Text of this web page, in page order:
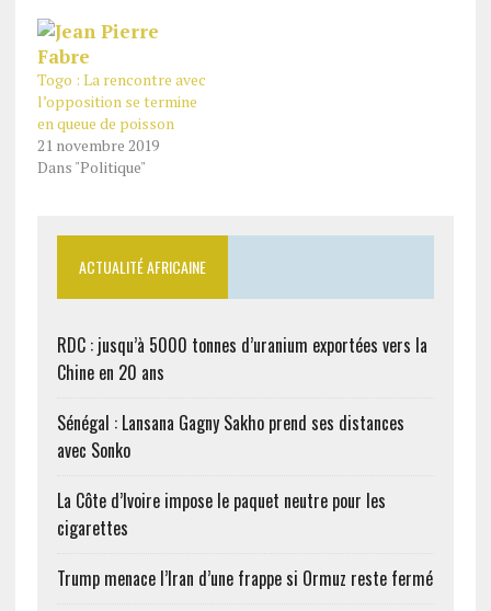
Togo : La rencontre avec
l’opposition se termine
en queue de poisson
21 novembre 2019
Dans "Politique"
ACTUALITÉ AFRICAINE
RDC : jusqu’à 5000 tonnes d’uranium exportées vers la
Chine en 20 ans
Sénégal : Lansana Gagny Sakho prend ses distances
avec Sonko
La Côte d’Ivoire impose le paquet neutre pour les
cigarettes
Trump menace l’Iran d’une frappe si Ormuz reste fermé